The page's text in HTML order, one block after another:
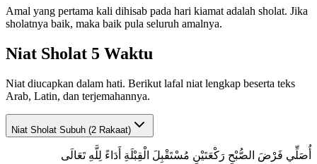
Amal yang pertama kali dihisab pada hari kiamat adalah sholat. Jika
sholatnya baik, maka baik pula seluruh amalnya.
Niat Sholat 5 Waktu
Niat diucapkan dalam hati. Berikut lafal niat lengkap beserta teks
Arab, Latin, dan terjemahannya.
Niat Sholat Subuh (2 Rakaat)
أُصَلِّي فَرْضَ الصُّبْحِ رَكْعَتَيْنِ مُسْتَقْبِلَ الْقِبْلَةِ أَدَاءً لِلَّهِ تَعَالَى